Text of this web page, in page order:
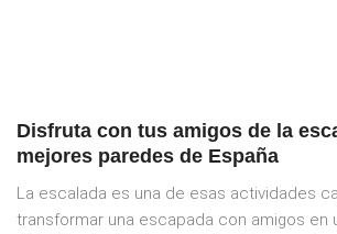
Disfruta con tus amigos de la
mejores paredes de España
La escalada es una de esas actividades
transformar una escapada con amigos en